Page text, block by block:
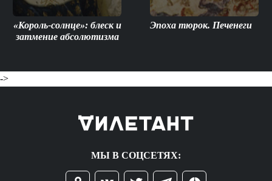
«Король-солнце»: блеск и
затмение абсолютизма
Эпоха тюрок. Печенеги
->
МЫ В СОЦСЕТЯХ: